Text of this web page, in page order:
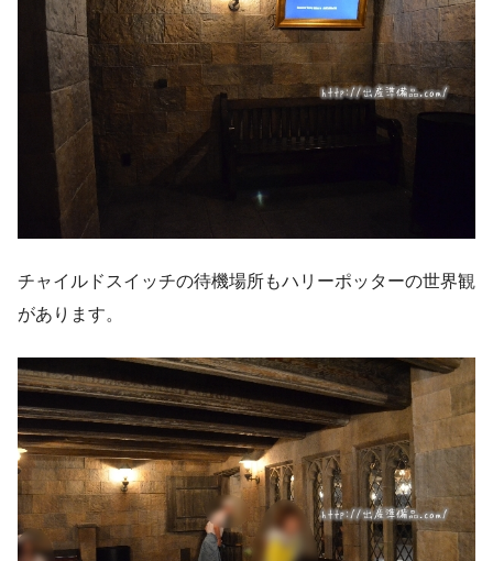
チャイルドスイッチの待機場所もハリーポッターの世界観
があります。